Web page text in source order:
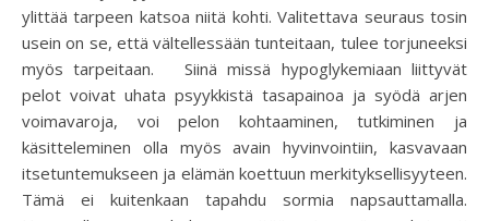
ylittää tarpeen katsoa niitä kohti. Valitettava seuraus tosin
usein on se, että vältellessään tunteitaan, tulee torjuneeksi
myös tarpeitaan. Siinä missä hypoglykemiaan liittyvät
pelot voivat uhata psyykkistä tasapainoa ja syödä arjen
voimavaroja, voi pelon kohtaaminen, tutkiminen ja
käsitteleminen olla myös avain hyvinvointiin, kasvavaan
itsetuntemukseen ja elämän koettuun merkityksellisyyteen.
Tämä ei kuitenkaan tapahdu sormia napsauttamalla.